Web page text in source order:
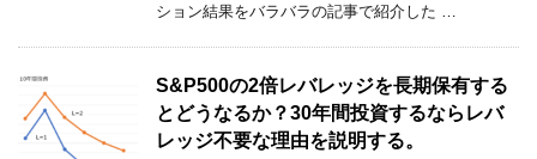
ション結果をバラバラの記事で紹介した …
S&P500の2倍レバレッジを長期保有する
とどうなるか？30年間投資するならレバ
レッジ不要な理由を説明する。